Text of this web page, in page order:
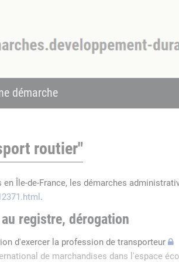
démarche
routier"
Île-de-France, les démarches
.
registre, dérogation
d'exercer la profession de transporteur
de marchandises dans l'espace